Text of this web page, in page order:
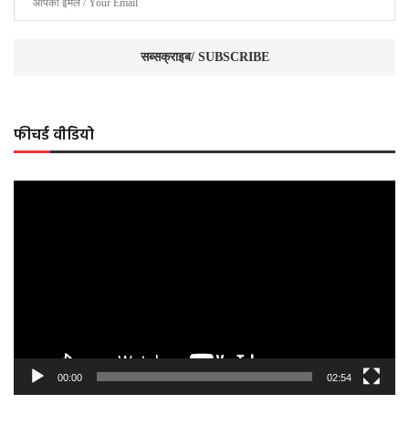
फीचर्ड वीडियो
00:00 02:54